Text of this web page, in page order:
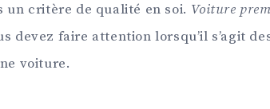
un critère de qualité en soi. Voiture
devez faire attention lorsqu’il s’agit
voiture.